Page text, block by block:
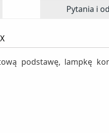
Pytania i
podstawę, lampkę